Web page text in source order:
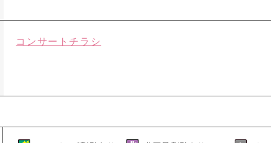
コンサートチラシ